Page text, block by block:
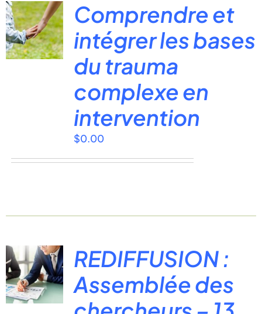
Comprendre et
intégrer les bases
du trauma
complexe en
intervention
$0.00
REDIFFUSION :
Assemblée des